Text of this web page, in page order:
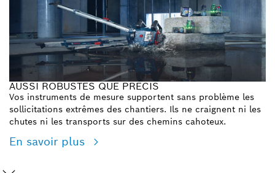
AUSSI ROBUSTES QUE PRÉCIS
Vos instruments de mesure supportent sans problème les
sollicitations extrêmes des chantiers. Ils ne craignent ni les
chutes ni les transports sur des chemins cahoteux.
En savoir plus